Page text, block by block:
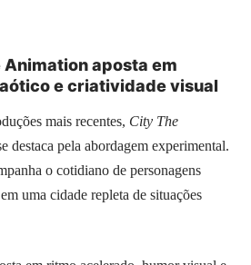
Animation aposta em
e criatividade visual
mais recentes, City The
destaca pela abordagem experimental.
o cotidiano de personagens
uma cidade repleta de situações